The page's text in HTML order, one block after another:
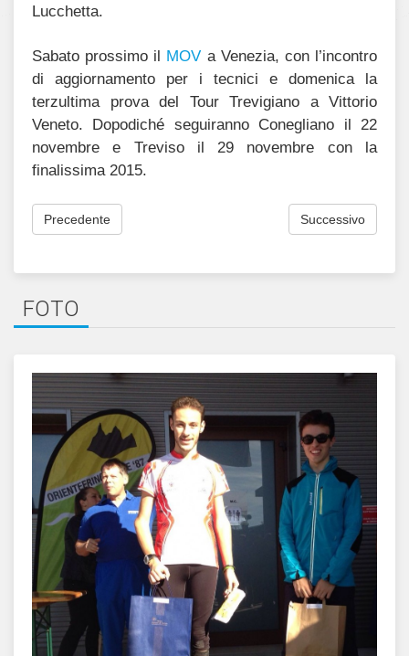
Lucchetta.
Sabato prossimo il MOV a Venezia, con l’incontro
di aggiornamento per i tecnici e domenica la
terzultima prova del Tour Trevigiano a Vittorio
Veneto. Dopodiché seguiranno Conegliano il 22
novembre e Treviso il 29 novembre con la
finalissima 2015.
Precedente Successivo
FOTO